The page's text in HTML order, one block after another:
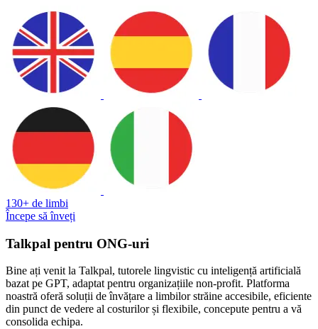
130+ de limbi
Începe să înveți
Talkpal pentru ONG-uri
Bine ați venit la Talkpal, tutorele lingvistic cu inteligență artificială
bazat pe GPT, adaptat pentru organizațiile non-profit. Platforma
noastră oferă soluții de învățare a limbilor străine accesibile, eficiente
din punct de vedere al costurilor și flexibile, concepute pentru a vă
consolida echipa.